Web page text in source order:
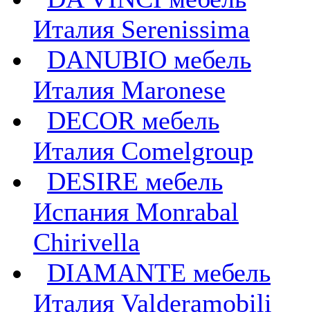
Италия Serenissima
DANUBIO мебель
Италия Maronese
DECOR мебель
Италия Comelgroup
DESIRE мебель
Испания Monrabal
Chirivella
DIAMANTE мебель
Италия Valderamobili